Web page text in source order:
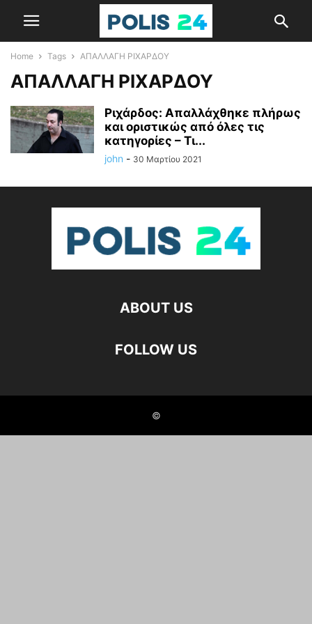
Home Tags ΑΠΑΛΛΑΓΗ ΡΙΧΑΡΔΟΥ
ΑΠΑΛΛΑΓΗ ΡΙΧΑΡΔΟΥ
Ριχάρδος: Απαλλάχθηκε πλήρως
και οριστικώς από όλες τις
κατηγορίες – Τι...
john - 30 Μαρτίου 2021
ABOUT US
FOLLOW US
©